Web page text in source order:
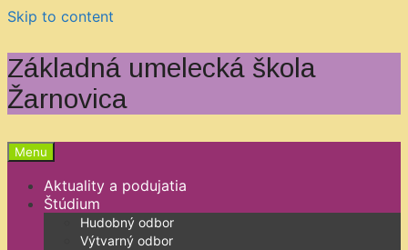
Skip to content
Základná umelecká škola
Žarnovica
Menu
Aktuality a podujatia
Štúdium
Hudobný odbor
Výtvarný odbor